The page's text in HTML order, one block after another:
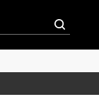
「シフォンニット」